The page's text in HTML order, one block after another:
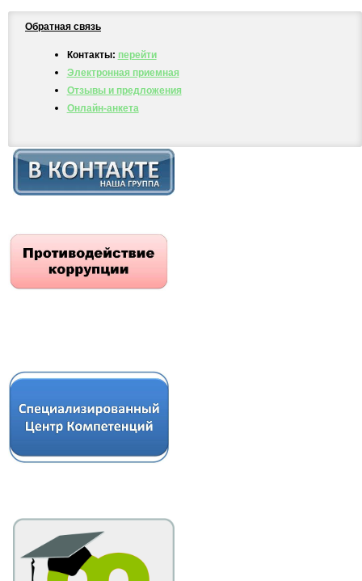
Обратная связь
Контакты: перейти
Электронная приемная
Отзывы и предложения
Онлайн-анкета